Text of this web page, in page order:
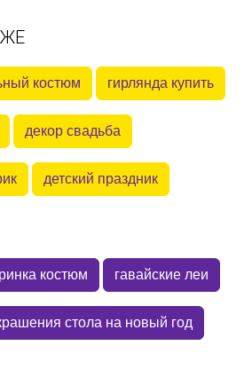
костюм гирлянда купить
декор свадьба
детский праздник
костюм гавайские леи
стола на новый год